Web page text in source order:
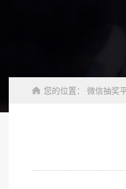
您的位置： 微信抽奖